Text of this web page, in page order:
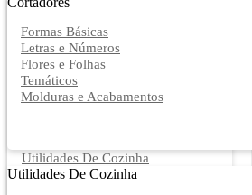
Formas Básicas
Letras e Números
Flores e Folhas
Temáticos
Molduras e Acabamentos
Utilidades De Cozinha
Utilidades De Cozinha